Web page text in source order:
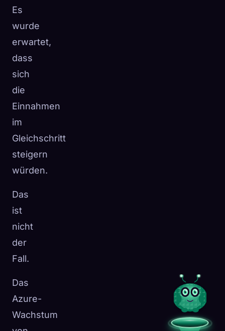
Es
wurde
erwartet,
dass
sich
die
Einnahmen
im
Gleichschritt
steigern
würden.
Das
ist
nicht
der
Fall.
Das
Azure-
Wachstum